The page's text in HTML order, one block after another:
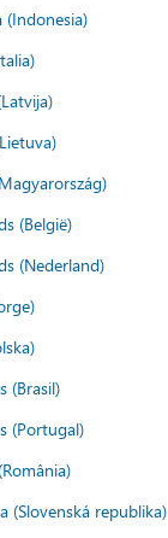
(Indonesia)
(België)
(Nederland)
(Brasil)
(Portugal)
(Slovenská republika)